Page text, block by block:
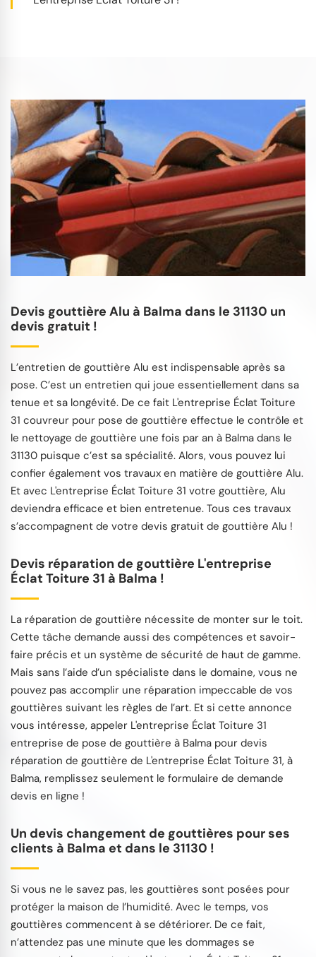
Devis gouttière Alu à Balma dans le 31130 un
devis gratuit !
L’entretien de gouttière Alu est indispensable après sa
pose. C’est un entretien qui joue essentiellement dans sa
tenue et sa longévité. De ce fait L'entreprise Éclat Toiture
31 couvreur pour pose de gouttière effectue le contrôle et
le nettoyage de gouttière une fois par an à Balma dans le
31130 puisque c’est sa spécialité. Alors, vous pouvez lui
confier également vos travaux en matière de gouttière Alu.
Et avec L'entreprise Éclat Toiture 31 votre gouttière, Alu
deviendra efficace et bien entretenue. Tous ces travaux
s’accompagnent de votre devis gratuit de gouttière Alu !
Devis réparation de gouttière L'entreprise
Éclat Toiture 31 à Balma !
La réparation de gouttière nécessite de monter sur le toit.
Cette tâche demande aussi des compétences et savoir-
faire précis et un système de sécurité de haut de gamme.
Mais sans l’aide d’un spécialiste dans le domaine, vous ne
pouvez pas accomplir une réparation impeccable de vos
gouttières suivant les règles de l’art. Et si cette annonce
vous intéresse, appeler L'entreprise Éclat Toiture 31
entreprise de pose de gouttière à Balma pour devis
réparation de gouttière de L'entreprise Éclat Toiture 31, à
Balma, remplissez seulement le formulaire de demande
devis en ligne !
Un devis changement de gouttières pour ses
clients à Balma et dans le 31130 !
Si vous ne le savez pas, les gouttières sont posées pour
protéger la maison de l’humidité. Avec le temps, vos
gouttières commencent à se détériorer. De ce fait,
n’attendez pas une minute que les dommages se